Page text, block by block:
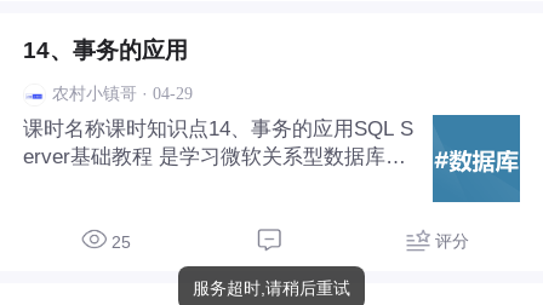
14、事务的应用
农村小镇哥 · 04-29
课时名称课时知识点14、事务的应用SQL S
erver基础教程‌ 是学习微软关系型数据库管
询与管理的核心技能。
25 评分
服务超时,请稍后重试